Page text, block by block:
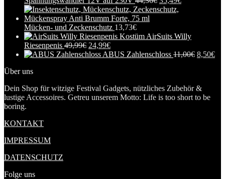
Mücken- und Zeckenschutz 13,73€
AirSuits Willy
Riesenpenis 49,99€ 24,99€
ABUS Zahlenschloss 11,00€ 8,50€
Über uns
Dein Shop für witzige Festival Gadgets, nützliches Zubehör &
lustige Accessoires. Getreu unserem Motto: Life is too short to be
boring.
KONTAKT
IMPRESSUM
DATENSCHUTZ
Folge uns